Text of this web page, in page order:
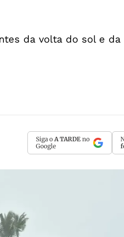
da volta do sol e da
Siga o A TARDE no
Google